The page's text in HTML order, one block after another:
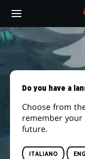
main
content
Do you have a
Choose from
remember
future.
ITALIANO